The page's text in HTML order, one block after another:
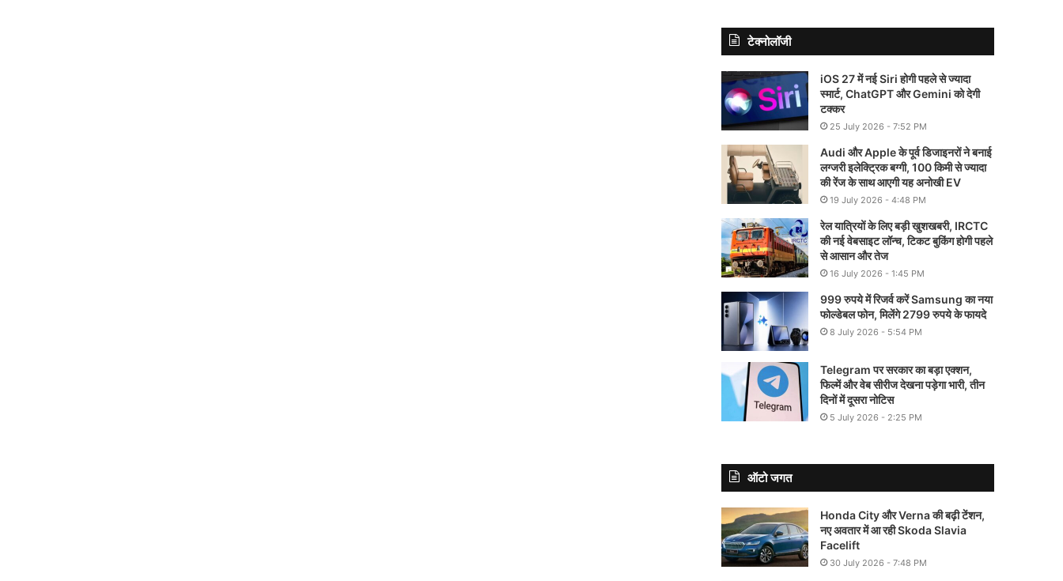
टेक्नोलॉजी
iOS 27 में नई Siri होगी पहले से ज्यादा
स्मार्ट, ChatGPT और Gemini को देगी
टक्कर
25 July 2026 - 7:52 PM
Audi और Apple के पूर्व डिजाइनरों ने बनाई
लग्जरी इलेक्ट्रिक बग्गी, 100 किमी से ज्यादा
की रेंज के साथ आएगी यह अनोखी EV
19 July 2026 - 4:48 PM
रेल यात्रियों के लिए बड़ी खुशखबरी, IRCTC
की नई वेबसाइट लॉन्च, टिकट बुकिंग होगी पहले
से आसान और तेज
16 July 2026 - 1:45 PM
999 रुपये में रिजर्व करें Samsung का नया
फोल्डेबल फोन, मिलेंगे 2799 रुपये के फायदे
8 July 2026 - 5:54 PM
Telegram पर सरकार का बड़ा एक्शन,
फिल्में और वेब सीरीज देखना पड़ेगा भारी, तीन
दिनों में दूसरा नोटिस
5 July 2026 - 2:25 PM
ऑटो जगत
Honda City और Verna की बढ़ी टेंशन,
नए अवतार में आ रही Skoda Slavia
Facelift
30 July 2026 - 7:48 PM